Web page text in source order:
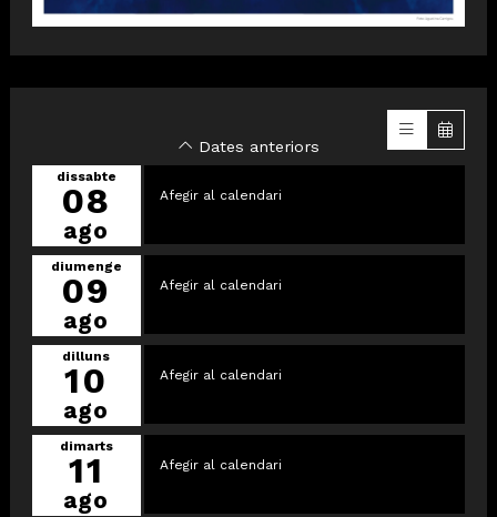
Dates anteriors
dissabte
08
ago
Afegir al calendari
diumenge
09
ago
Afegir al calendari
dilluns
10
ago
Afegir al calendari
dimarts
11
ago
Afegir al calendari